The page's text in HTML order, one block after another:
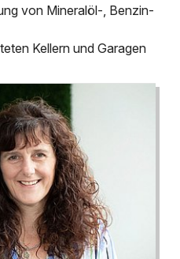
von Mineralöl-, Benzin-
Kellern und Garagen